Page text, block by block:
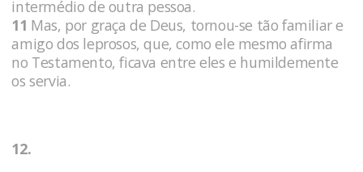
intermédio de outra pessoa.
11 Mas, por graça de Deus, tornou-se tão familiar e
amigo dos leprosos, que, como ele mesmo afirma
no Testamento, ficava entre eles e humildemente
os servia.
12.